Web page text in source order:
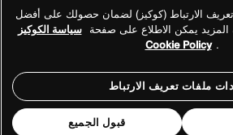
الارتباط (كوكيز) لضمان حصولك على أفضل
المزيد يمكن الاطلاع على صفحة سياسة الكوكيز
.
Cookie Policy
ملفات تعريف الارتباط
قبول الجميع